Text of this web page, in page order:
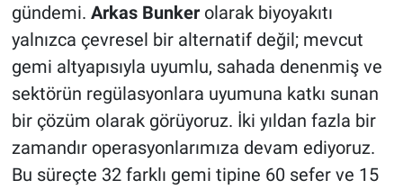
gündemi. Arkas Bunkerolarak biyoyakıtı
yalnızca çevresel bir alternatif değil; mevcut
gemi altyapısıyla uyumlu, sahada denenmiş ve
sektörün regülasyonlara uyumuna katkı sunan
bir çözüm olarak görüyoruz. İki yıldan fazla bir
zamandır operasyonlarımıza devam ediyoruz.
Bu süreçte 32 farklı gemi tipine 60 sefer ve 15